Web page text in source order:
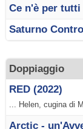
Ce n'è per tutti
Saturno Contro
Doppiaggio
RED (2022)
... Helen, cugina di
Arctic -